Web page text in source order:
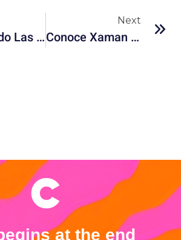
Desafiando Las Normas De Género Para Una Sociedad Más Igualitaria
Next
Conoce Xaman Ha, El Festival De La Riviera Maya Que No Te Puedes Perder
at the end